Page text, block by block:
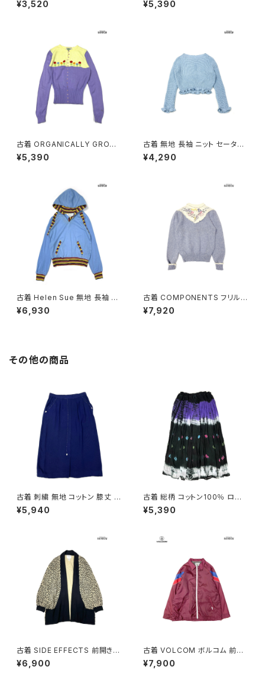
長袖 ニット セーター ピンク (ttu
¥3,520
03025)
¥5,390
古着 ORGANICALLY GROW
N by APPEJA 刺繍 花柄 長袖
ニット セーター 黄 紫 (ttu2603
¥5,390
古着 無地 長袖 ニット セーター
青 水色 (ttu2603026)
¥4,290
古着 Helen Sue 無地 長袖 ニ
ット パーカー セーター 青 (ttu2
601219)
¥6,930
古着 COMPONENTS フリル
花柄 刺繍 ハイネック ウール 長
袖 ニット セーター 水色 ベージ
¥7,920
その他の商品
古着 刺繍 無地 コットン 膝丈 ス
カート 紺 (ba2607004)
¥5,940
古着 総柄 コットン100％ ロン
グ丈 スカート 黒 紫 (ba26070
20)
¥5,390
古着 SIDE EFFECTS 前開き
総柄 レオパード柄 長袖 ニット
アウター ベージュ (ttu250905
¥6,900
古着 VOLCOM ボルコム 前開
き 無地 ブランドロゴ 刺繍 ナイ
ロン100％ 長袖 アウター ライト
¥7,900